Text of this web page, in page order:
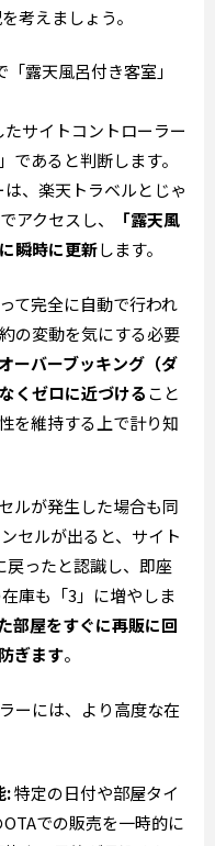
考えましょう。
露天風呂付き客室」
サイトコントローラー
であると判断します。
、楽天トラベルとじゃ
アクセスし、
「露天風
瞬時に更新します。
て完全に自動で行われ
の変動を気にする必要
オーバーブッキング（ダ
くゼロに近づけること
を維持する上で計り知
ルが発生した場合も同
セルが出ると、サイト
戻ったと認識し、即座
庫も「3」に増やしま
部屋をすぐに再販に回
ぎます。
ーには、より高度な在
:特定の日付や部屋タイ
での販売を一時的に